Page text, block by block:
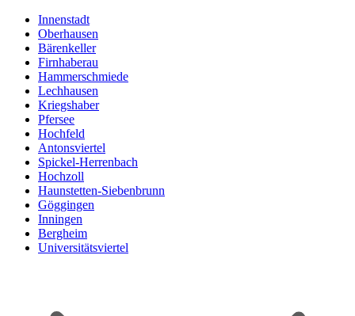
Innenstadt
Oberhausen
Bärenkeller
Firnhaberau
Hammerschmiede
Lechhausen
Kriegshaber
Pfersee
Hochfeld
Antonsviertel
Spickel-Herrenbach
Hochzoll
Haunstetten-Siebenbrunn
Göggingen
Inningen
Bergheim
Universitätsviertel